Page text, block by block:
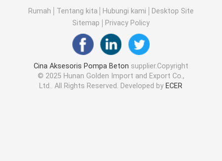
Rumah Tentang kita Hubungi kami
Desktop Site
Sitemap
Privacy Policy
Cina Aksesoris Pompa Beton supplier.Copyright
© 2025 Hunan Golden Import and Export Co.,
Ltd.. All Rights Reserved. Developed by ECER